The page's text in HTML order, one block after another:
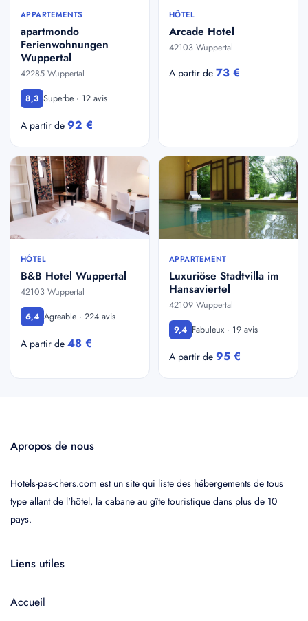
APPARTEMENTS
apartmondo
Ferienwohnungen
Wuppertal
42285 Wuppertal
8,3 Superbe · 12 avis
A partir de 92 €
HÔTEL
Arcade Hotel
42103 Wuppertal
A partir de 73 €
HÔTEL
B&B Hotel Wuppertal
42103 Wuppertal
6,4 Agreable · 224 avis
A partir de 48 €
APPARTEMENT
Luxuriöse Stadtvilla im
Hansaviertel
42109 Wuppertal
9,4 Fabuleux · 19 avis
A partir de 95 €
Apropos de nous
Hotels-pas-chers.com est un site qui liste des hébergements de tous
type allant de l'hôtel, la cabane au gîte touristique dans plus de 10
pays.
Liens utiles
Accueil